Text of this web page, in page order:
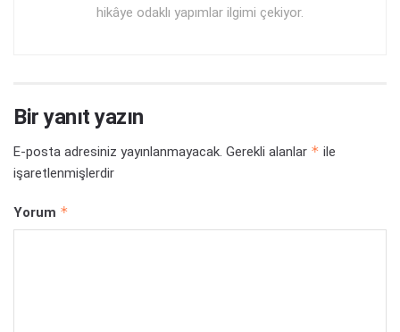
hikâye odaklı yapımlar ilgimi çekiyor.
Bir yanıt yazın
E-posta adresiniz yayınlanmayacak. Gerekli alanlar * ile
işaretlenmişlerdir
Yorum *